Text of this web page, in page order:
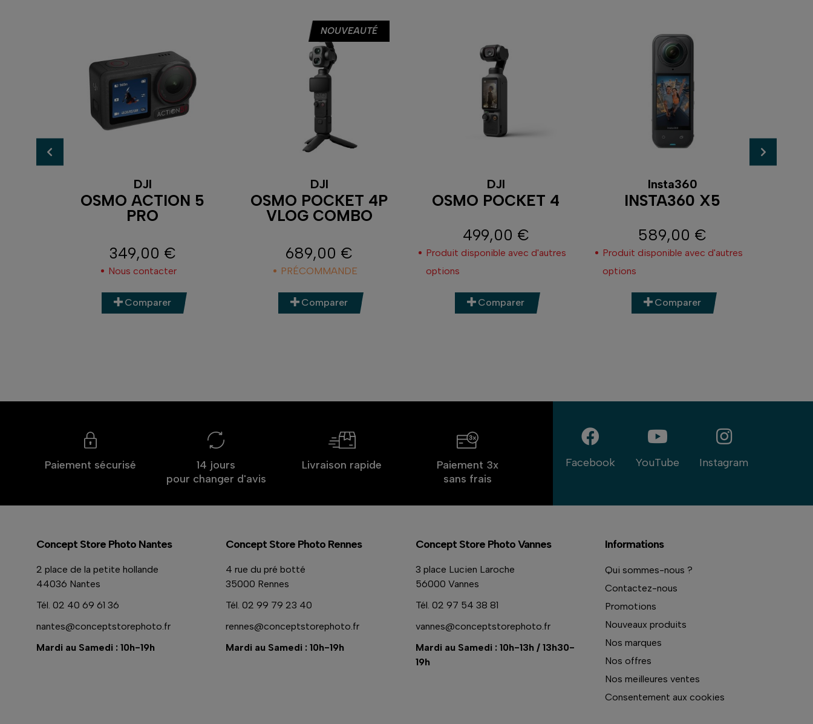
DJI
OSMO ACTION 5
PRO
Prix
349,00 €
Nous contacter
Comparer
NOUVEAUTÉ
DJI
OSMO POCKET 4P
VLOG COMBO
Prix
689,00 €
PRÉCOMMANDE
Comparer
DJI
OSMO POCKET 4
Prix
499,00 €
Produit disponible avec d'autres
options
Comparer
Insta360
INSTA360 X5
Prix
589,00 €
Produit disponible avec d'autres
options
Comparer
Paiement sécurisé
14 jours
pour changer d'avis
Livraison rapide
Paiement 3x
sans frais
Facebook YouTube Instagram
Concept Store Photo Nantes
2 place de la petite hollande
44036 Nantes
Tél. 02 40 69 61 36
nantes@conceptstorephoto.fr
Mardi au Samedi : 10h-19h
Concept Store Photo Rennes
4 rue du pré botté
35000 Rennes
Tél. 02 99 79 23 40
rennes@conceptstorephoto.fr
Mardi au Samedi : 10h-19h
Concept Store Photo Vannes
3 place Lucien Laroche
56000 Vannes
Tél. 02 97 54 38 81
vannes@conceptstorephoto.fr
Mardi au Samedi : 10h-13h / 13h30-
19h
Informations
Qui sommes-nous ?
Contactez-nous
Promotions
Nouveaux produits
Nos marques
Nos offres
Nos meilleures ventes
Consentement aux cookies